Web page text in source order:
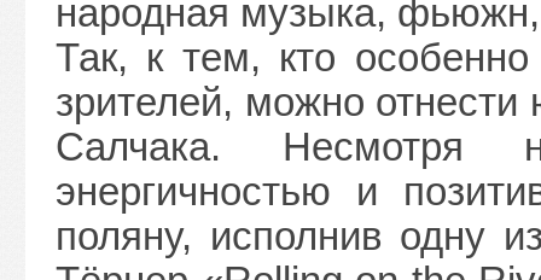
народная музыка,
Так, к тем, кто
зрителей, можно
Салчака. Несмотря
энергичностью и
поляну, исполнив одну